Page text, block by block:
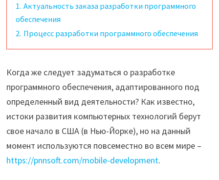
1. Актуальность заказа разработки программного
обеспечения
2. Процесс разработки программного обеспечения
Когда же следует задуматься о разработке
программного обеспечения, адаптированного под
определенный вид деятельности?Как известно,
истоки развития компьютерных технологий берут
свое начало в США (в Нью-Йорке), но на данный
момент используются повсеместно во всем мире –
https://pnnsoft.com/mobile-development.